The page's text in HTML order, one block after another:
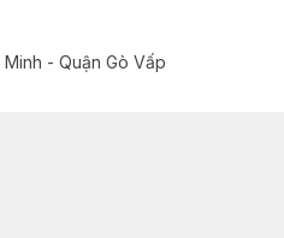
- Quận Gò Vấp